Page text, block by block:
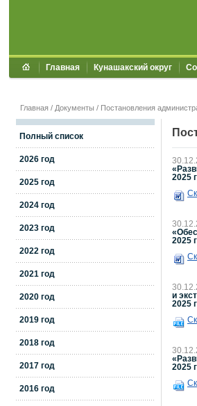
Главная Кунашакский округ
Главная / Документы / Постановления
Полный список
2026 год
2025 год
2024 год
2023 год
2022 год
2021 год
2020 год
2019 год
2018 год
2017 год
2016 год
2025
2025
и
2025
2025